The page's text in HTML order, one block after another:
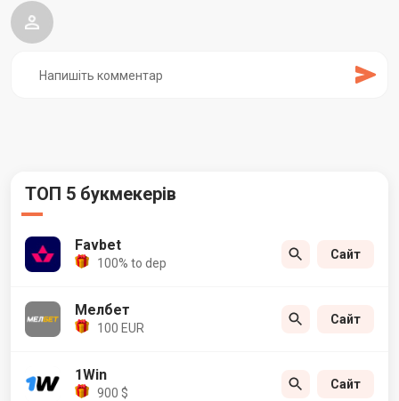
ТОП 5 букмекерів
Favbet
100% to dep
Сайт
Мелбет
100 EUR
Сайт
1Win
900 $
Сайт